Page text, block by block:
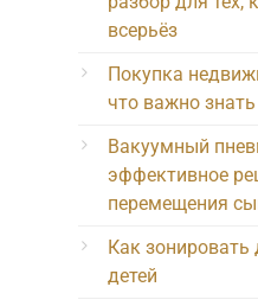
всерьёз
Покупка
что важно знать
Вакуумный
эффективное
перемещения
Как зонировать
детей